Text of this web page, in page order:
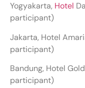
Yogyakarta, Hotel
participant)
Jakarta, Hotel
participant)
Bandung, Hotel
participant)